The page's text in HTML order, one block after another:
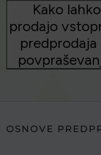
Kako
prodajo
OSNOVE